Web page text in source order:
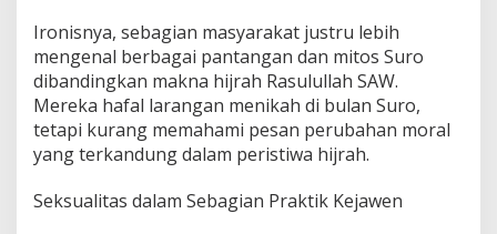
Ironisnya, sebagian masyarakat justru lebih
mengenal berbagai pantangan dan mitos Suro
dibandingkan makna hijrah Rasulullah SAW.
Mereka hafal larangan menikah di bulan Suro,
tetapi kurang memahami pesan perubahan moral
yang terkandung dalam peristiwa hijrah.
Seksualitas dalam Sebagian Praktik Kejawen